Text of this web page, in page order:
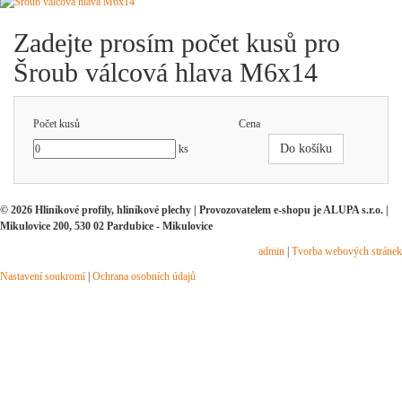
Zadejte prosím počet kusů pro
Šroub válcová hlava M6x14
Počet kusů
Cena
ks
Do košíku
© 2026 Hliníkové profily, hliníkové plechy | Provozovatelem e-shopu je ALUPA s.r.o. |
Mikulovice 200, 530 02 Pardubice - Mikulovice
admin Tvorba webových stránek
Nastavení soukromí Ochrana osobních údajů